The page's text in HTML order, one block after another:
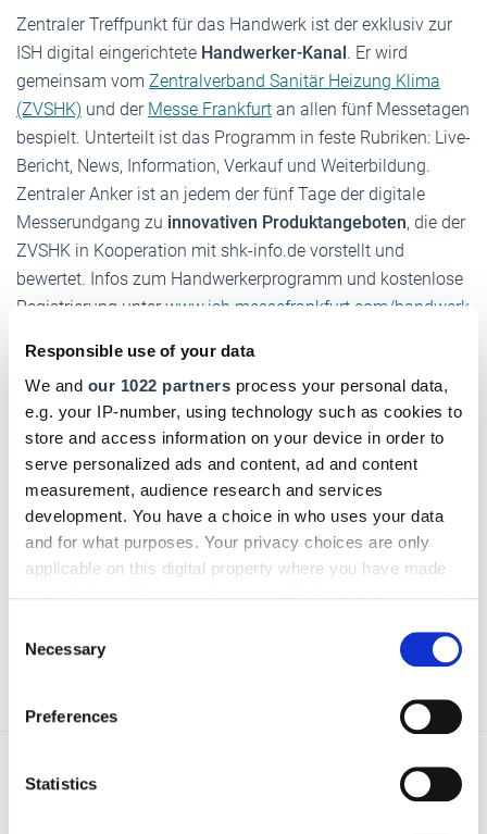
Responsible use of your data
We and our 1022 partners process your personal data,
e.g. your IP-number, using technology such as cookies to
store and access information on your device in order to
serve personalized ads and content, ad and content
measurement, audience research and services
development. You have a choice in who uses your data
and for what purposes. Your privacy choices are only
applicable on this digital property where you have made
the Privacy trigger icon.
Collect information about your geographical location
Identify your device by actively scanning it for
Selection
Necessary
Preferences
Statistics
Zentraler Treffpunkt für das Handwerk ist der exklusiv zur
ISH digital eingerichtete Handwerker-Kanal. Er wird
gemeinsam vom Zentralverband Sanitär Heizung Klima
(ZVSHK) und der Messe Frankfurt an allen fünf Messetagen
bespielt. Unterteilt ist das Programm in feste Rubriken: Live-
Bericht, News, Information, Verkauf und Weiterbildung.
Zentraler Anker ist an jedem der fünf Tage der digitale
Messerundgang zu innovativen Produktangeboten, die der
ZVSHK in Kooperation mit shk-info.de vorstellt und
bewertet. Infos zum Handwerkerprogramm und kostenlose
Registrierung unterwww.ish.messefrankfurt.com/handwerk
Verlosung
Für interessierte angrenzende Gewerke verlost das
Deutsche Handwerksblatt 20 kostenlose Eintrittskarten zur
digitalen ISH. Einfach bis zum 18. März das
Teilnahmeformular ausfüllen und gewinnen!
...
Das